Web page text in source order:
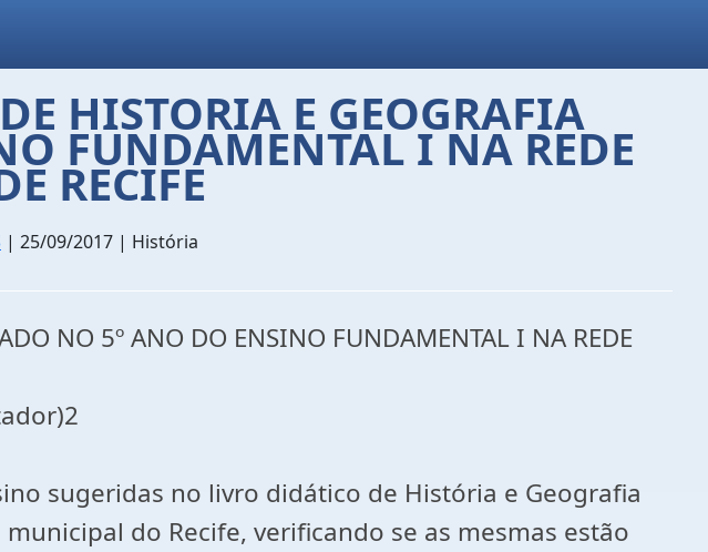
HISTORIA E GEOGRAFIA
FUNDAMENTAL I NA REDE
RECIFE
| 25/09/2017 | História
NO 5º ANO DO ENSINO FUNDAMENTAL I NA REDE
sugeridas no livro didático de História e Geografia
do Recife, verificando se as mesmas estão